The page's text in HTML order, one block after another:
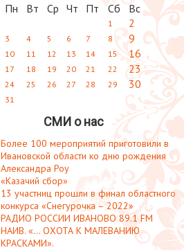
Пн Вт Ср Чт Пт Сб Вс
1 2
3 4 5 6 7 8 9
10 11 12 13 14 15 16
17 18 19 20 21 22 23
24 25 26 27 28 29 30
31
СМИ о нас
Более 100 мероприятий приготовили в
Ивановской области ко дню рождения
Александра Роу
«Казачий сбор»
13 участниц прошли в финал областного
конкурса «Снегурочка – 2022»
РАДИО РОССИИ ИВАНОВО 89.1 FM
НАИВ. «... ОХОТА К МАЛЕВАНИЮ
КРАСКАМИ».